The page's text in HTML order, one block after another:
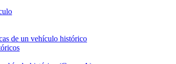
de un vehículo histórico